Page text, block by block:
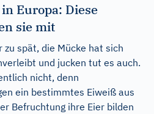
Europa: Diese
sie mit
zu spät, die Mücke hat sich
und jucken tut es auch.
nicht, denn
ein bestimmtes Eiweiß aus
Befruchtung ihre Eier bilden